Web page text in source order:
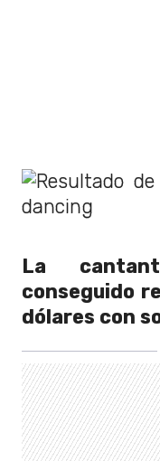
La
conseguido
dólares con